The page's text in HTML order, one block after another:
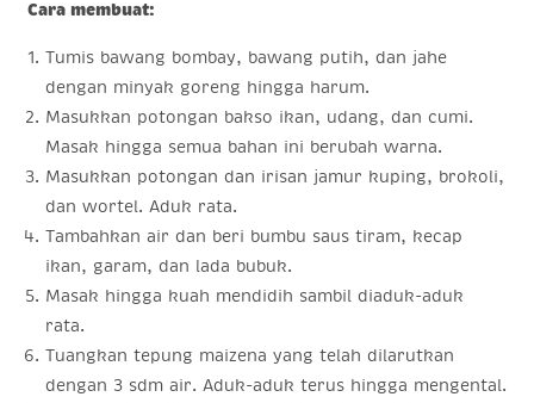
Cara membuat:
Tumis bawang bombay, bawang putih, dan jahe
dengan minyak goreng hingga harum.
Masukkan potongan bakso ikan, udang, dan cumi.
Masak hingga semua bahan ini berubah warna.
Masukkan potongan dan irisan jamur kuping, brokoli,
dan wortel. Aduk rata.
Tambahkan air dan beri bumbu saus tiram, kecap
ikan, garam, dan lada bubuk.
Masak hingga kuah mendidih sambil diaduk-aduk
rata.
Tuangkan tepung maizena yang telah dilarutkan
dengan 3 sdm air. Aduk-aduk terus hingga mengental.